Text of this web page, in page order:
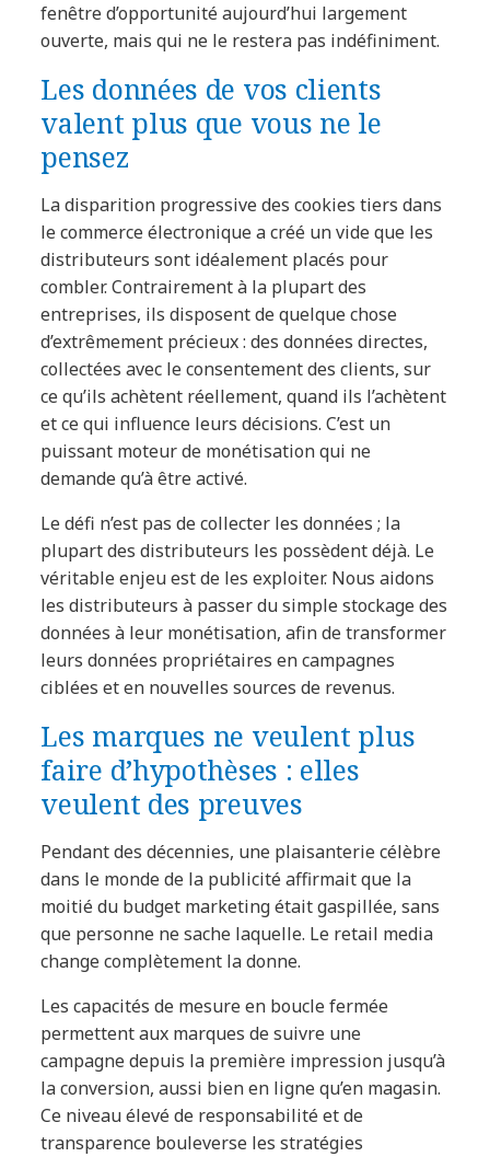
fenêtre d’opportunité aujourd’hui largement
ouverte, mais qui ne le restera pas indéfiniment.
Les données de vos clients
valent plus que vous ne le
pensez
La disparition progressive des cookies tiers dans
le commerce électronique a créé un vide que les
distributeurs sont idéalement placés pour
combler. Contrairement à la plupart des
entreprises, ils disposent de quelque chose
d’extrêmement précieux : des données directes,
collectées avec le consentement des clients, sur
ce qu’ils achètent réellement, quand ils l’achètent
et ce qui influence leurs décisions. C’est un
puissant moteur de monétisation qui ne
demande qu’à être activé.
Le défi n’est pas de collecter les données ; la
plupart des distributeurs les possèdent déjà. Le
véritable enjeu est de les exploiter. Nous aidons
les distributeurs à passer du simple stockage des
données à leur monétisation, afin de transformer
leurs données propriétaires en campagnes
ciblées et en nouvelles sources de revenus.
Les marques ne veulent plus
faire d’hypothèses : elles
veulent des preuves
Pendant des décennies, une plaisanterie célèbre
dans le monde de la publicité affirmait que la
moitié du budget marketing était gaspillée, sans
que personne ne sache laquelle. Le retail media
change complètement la donne.
Les capacités de mesure en boucle fermée
permettent aux marques de suivre une
campagne depuis la première impression jusqu’à
la conversion, aussi bien en ligne qu’en magasin.
Ce niveau élevé de responsabilité et de
transparence bouleverse les stratégies